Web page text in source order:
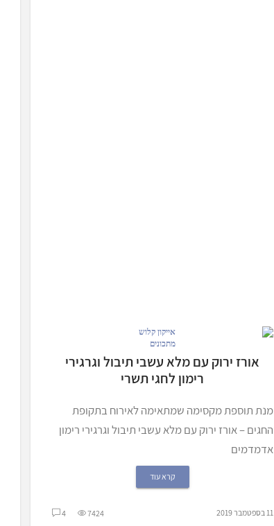
מתכונים
אורז ירוק עם מלא עשבי תיבול וגרגירי
רימון לחגי תשרי
מנת תוספת מקסימה שמתאימה לאירוח בתקופת
החגים – אורז ירוק עם מלא עשבי תיבול וגרגירי רימון
אדמדמים
קרא עוד
11 בספטמבר 2019 7424
4